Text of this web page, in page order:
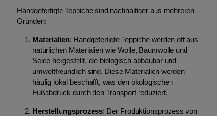
Handgefertigte Teppiche sind nachhaltiger aus mehreren
Gründen:
Materialien: Handgefertigte Teppiche werden oft aus
natürlichen Materialien wie Wolle, Baumwolle und
Seide hergestellt, die biologisch abbaubar und
umweltfreundlich sind. Diese Materialien werden
häufig lokal beschafft, was den ökologischen
Fußabdruck durch den Transport reduziert.
Herstellungsprozess: Der Produktionsprozess von